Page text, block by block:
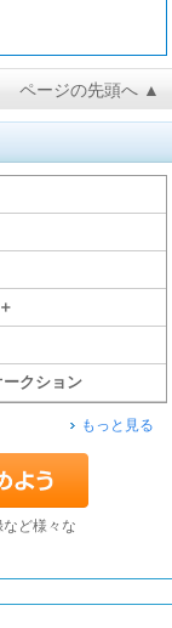
ページの先頭へ ▲
ークション
もっと見る
ど様々な